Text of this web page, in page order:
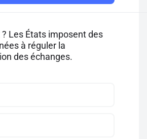
Les États imposent des
à réguler la
des échanges.